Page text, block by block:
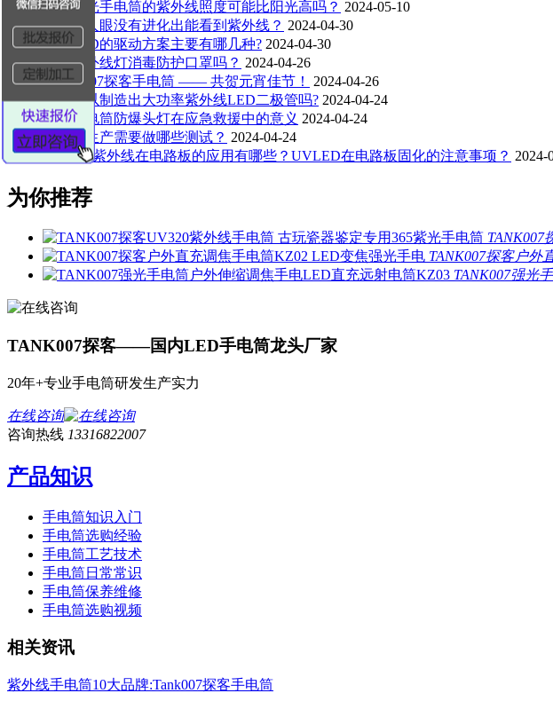
LED强光手电筒的紫外线照度可能比阳光高吗？ 2024-05-10
为什么人眼没有进化出能看到紫外线？ 2024-04-30
白光LED的驱动方案主要有哪几种? 2024-04-30
能用紫外线灯消毒防护口罩吗？ 2024-04-26
TANK007探客手电筒 —— 共贺元宵佳节！
2024-04-26
现在可以制造出大功率紫外线LED二极管吗? 2024-04-24
防爆手电筒防爆头灯在应急救援中的意义 2024-04-24
手电筒生产需要做哪些测试？ 2024-04-24
UVLED紫外线在电路板的应用有哪些？UVLED在电路板固化的注意事项？ 2024-
为你推荐
TANK007
TANK007探客户外
TANK007强光
TANK007探客——国内LED手电筒龙头厂家
20年+专业手电筒研发生产实力
在线咨询
咨询热线 13316822007
产品知识
手电筒知识入门
手电筒选购经验
手电筒工艺技术
手电筒日常常识
手电筒保养维修
手电筒选购视频
相关资讯
紫外线手电筒10大品牌:Tank007探客手电筒